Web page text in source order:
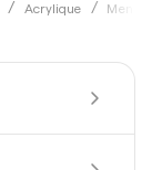
Acrylique Menu